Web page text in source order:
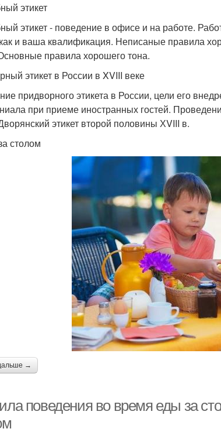
этикет
этикет - поведение в офисе и на работе.
и ваша квалификация. Неписаные правила
правила хорошего тона.
этикет в России в XVIII веке
придворного этикета в России, цели его
при приеме иностранных гостей.
этикет второй половины ХVIII в.
столом
→
поведения во время еды за